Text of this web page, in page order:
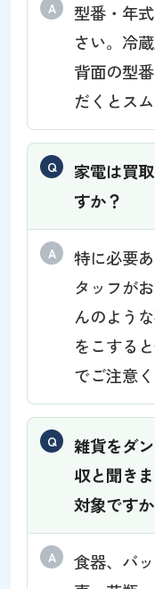
型番・年
さい。冷
背面の型
だくとスム
家電は買
すか？
特に必要
タッフが
んのよう
をこする
でご注意く
雑貨をダ
収と聞き
対象です
食器、バ